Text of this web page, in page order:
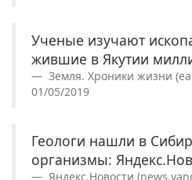
Ученые изучают
жившие в Якутии
Земля. Хроники жизни
01/05/2019
Геологи нашли в
организмы:
Яндекс.Новости